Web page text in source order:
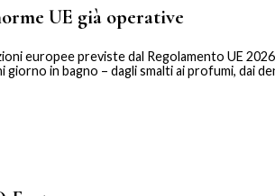
UE già operative
europee previste dal Regolamento UE
in bagno – dagli smalti ai profumi, dai